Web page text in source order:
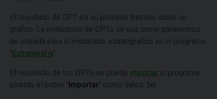
El resultado de DPT es su proceso trazado como un
gráfico. La evaluación de DPTs se usa como parámetros
de entrada para el modelado estratigráfico en el programa
"Estratigrafía".
El resultado de los DPTs se puede importar al programa
usando el botón "Importar" como datos .txt.